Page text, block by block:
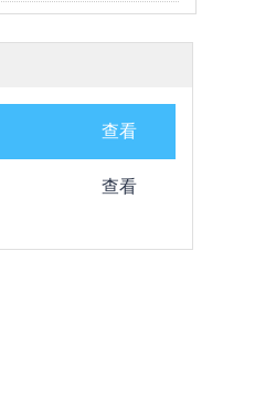
查看
查看